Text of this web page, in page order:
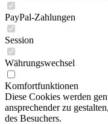
PayPal-Zahlungen
Session
Währungswechsel
Komfortfunktionen
Diese Cookies werden
ansprechender zu
des Besuchers.